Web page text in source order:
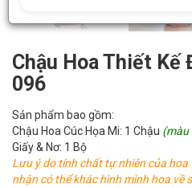
Chậu Hoa Thiết Kế
096
Sản phẩm bao gồm:
Chậu Hoa Cúc Họa Mi: 1 Chậu (màu
Giấy & Nơ: 1 Bộ
Lưu ý do tính chất tự nhiên của
nhận có thể khác hình mình hoa về